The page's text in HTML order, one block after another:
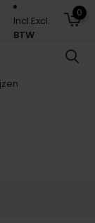
Incl.Excl.
BTW
0